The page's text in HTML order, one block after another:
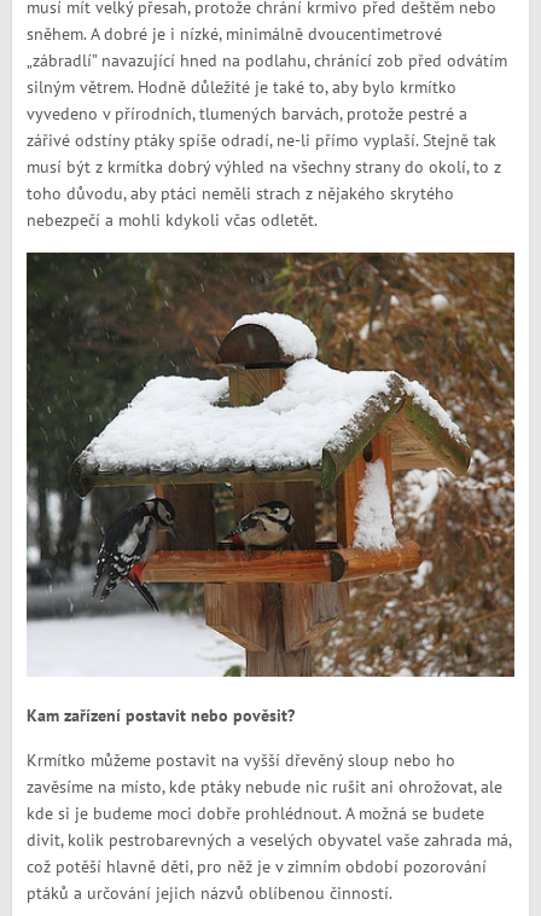
musí mít velký přesah, protože chrání krmivo před deštěm nebo
sněhem. A dobré je i nízké, minimálně dvoucentimetrové
„zábradlí” navazující hned na podlahu, chránící zob před odvátím
silným větrem. Hodně důležité je také to, aby bylo krmítko
vyvedeno v přírodních, tlumených barvách, protože pestré a
zářivé odstíny ptáky spíše odradí, ne-li přímo vyplaší. Stejně tak
musí být z krmítka dobrý výhled na všechny strany do okolí, to z
toho důvodu, aby ptáci neměli strach z nějakého skrytého
nebezpečí a mohli kdykoli včas odletět.
Kam zařízení postavit nebo pověsit?
Krmítko můžeme postavit na vyšší dřevěný sloup nebo ho
zavěsíme na místo, kde ptáky nebude nic rušit ani ohrožovat, ale
kde si je budeme moci dobře prohlédnout. A možná se budete
divit, kolik pestrobarevných a veselých obyvatel vaše zahrada má,
což potěší hlavně děti, pro něž je v zimním období pozorování
ptáků a určování jejich názvů oblíbenou činností.